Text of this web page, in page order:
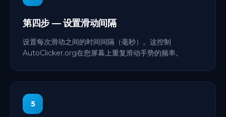
第四步 — 设置滑动间隔
设置每次滑动之间的时间间隔（毫秒）。这控制
AutoClicker.org在您屏幕上重复滑动手势的频率。
5